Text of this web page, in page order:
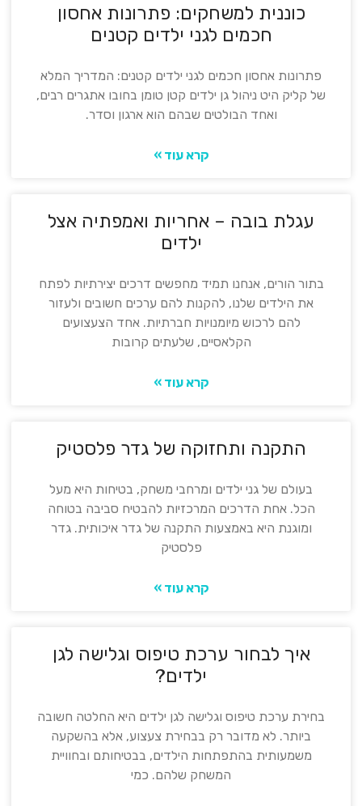
כוננית למשחקים: פתרונות אחסון
חכמים לגני ילדים קטנים
פתרונות אחסון חכמים לגני ילדים קטנים: המדריך המלא
של קליק היט ניהול גן ילדים קטן טומן בחובו אתגרים רבים,
ואחד הבולטים שבהם הוא ארגון וסדר.
קרא עוד »
עגלת בובה – אחריות ואמפתיה אצל
ילדים
בתור הורים, אנחנו תמיד מחפשים דרכים יצירתיות לפתח
את הילדים שלנו, להקנות להם ערכים חשובים ולעזור
להם לרכוש מיומנויות חברתיות. אחד הצעצועים
הקלאסיים, שלעתים קרובות
קרא עוד »
התקנה ותחזוקה של גדר פלסטיק
בעולם של גני ילדים ומרחבי משחק, בטיחות היא מעל
הכל. אחת הדרכים המרכזיות להבטיח סביבה בטוחה
ומוגנת היא באמצעות התקנה של גדר איכותית. גדר
פלסטיק
קרא עוד »
איך לבחור ערכת טיפוס וגלישה לגן
ילדים?
בחירת ערכת טיפוס וגלישה לגן ילדים היא החלטה חשובה
ביותר. לא מדובר רק בבחירת צעצוע, אלא בהשקעה
משמעותית בהתפתחות הילדים, בבטיחותם ובחוויית
המשחק שלהם. כמי